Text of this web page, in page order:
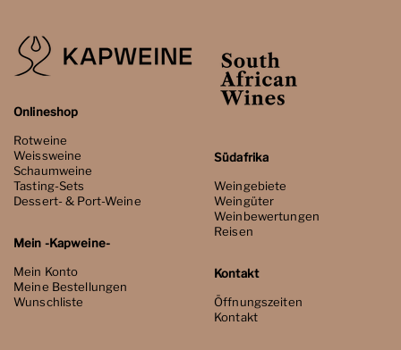
Onlineshop
Rotweine
Weissweine
Schaumweine
Tasting-Sets
Dessert- & Port-Weine
Mein -Kapweine-
Mein Konto
Meine Bestellungen
Wunschliste
Südafrika
Weingebiete
Weingüter
Weinbewertungen
Reisen
Kontakt
Öffnungszeiten
Kontakt